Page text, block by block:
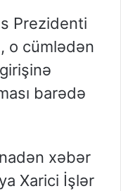
Prezidenti
o cümlədən
barədə
xəbər
Xarici İşlər